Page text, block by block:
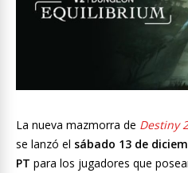
La nueva mazmorra de Destiny
se lanzó el sábado 13 de
PT para los jugadores que